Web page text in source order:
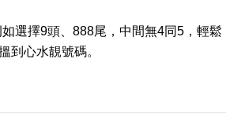
易經六四卦象
選擇9頭、888尾，中間無4同5，輕鬆
到心水靚號碼。